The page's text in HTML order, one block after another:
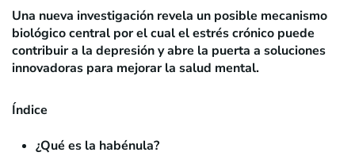
Una nueva investigación revela un posible mecanismo
biológico central por el cual el estrés crónico puede
contribuir a la depresión y abre la puerta a soluciones
innovadoras para mejorar la salud mental.
Índice
¿Qué es la habénula?